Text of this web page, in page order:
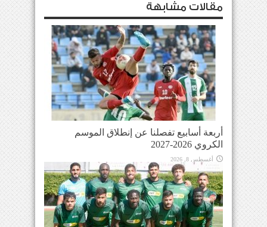
مقالات مشابهة
أربعة أسابيع تفصلنا عن إنطلاق الموسم
الكروي 2026-2027
أغسطس 8, 2026